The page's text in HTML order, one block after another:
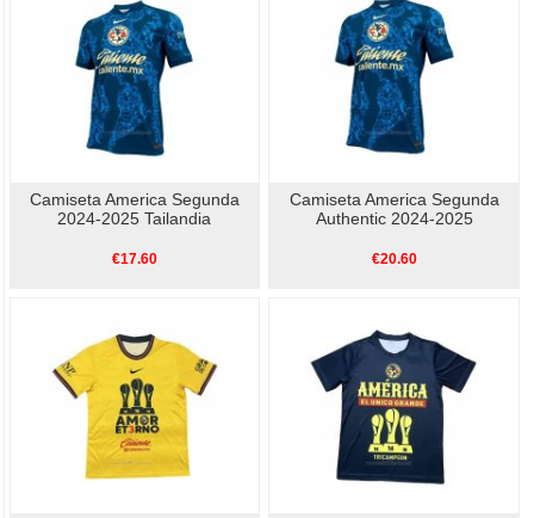
Camiseta America Segunda
2024-2025 Tailandia
€17.60
Camiseta America Segunda
Authentic 2024-2025
€20.60